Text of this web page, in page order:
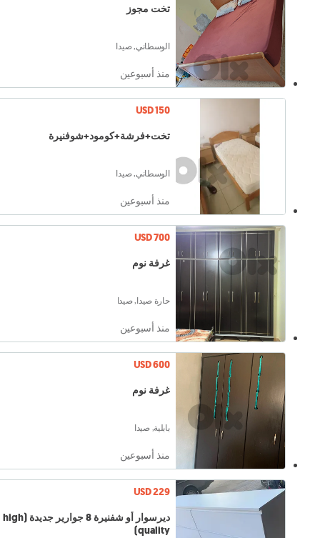
تخت مجوز
الوسطاني, صيدا
منذ أسبوعين
USD 150
تخت+فرشة+كومود+شوفنيرة
الوسطاني, صيدا
منذ أسبوعين
USD 700
غرفة نوم
حارة صيدا, صيدا
منذ أسبوعين
USD 600
غرفة نوم
بابلية, صيدا
منذ أسبوعين
USD 229
ديرسوار أو شفنيرة 8 جوارير جديدة (high
quality)